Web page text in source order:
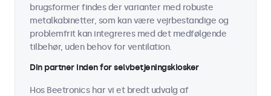
brugsformer findes der varianter med robuste
metalkabinetter, som kan være vejrbestandige og
problemfrit kan integreres med det medfølgende
tilbehør, uden behov for ventilation.
Din partner inden for selvbetjeningskiosker
Hos Beetronics har vi et bredt udvalg af